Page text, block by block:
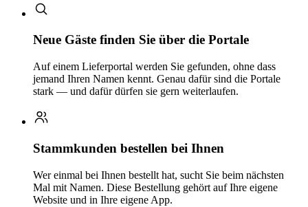
Neue Gäste finden Sie über die Portale
Auf einem Lieferportal werden Sie gefunden, ohne dass
jemand Ihren Namen kennt. Genau dafür sind die Portale
stark — und dafür dürfen sie gern weiterlaufen.
Stammkunden bestellen bei Ihnen
Wer einmal bei Ihnen bestellt hat, sucht Sie beim nächsten
Mal mit Namen. Diese Bestellung gehört auf Ihre eigene
Website und in Ihre eigene App.